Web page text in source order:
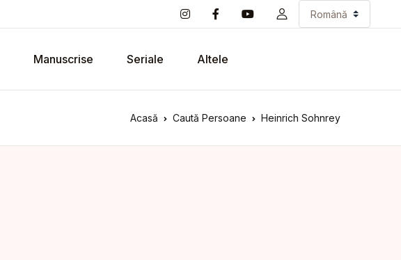
Manuscrise Seriale Altele
Acasă Caută Persoane Heinrich Sohnrey